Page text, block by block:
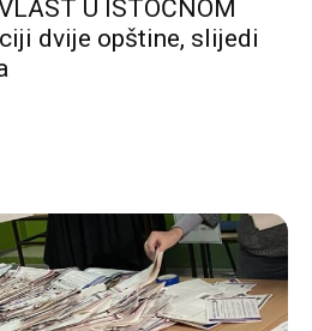
U ISTOČNOM
dvije opštine, slijedi